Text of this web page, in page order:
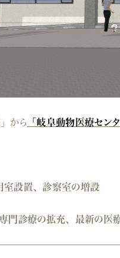
から 「岐阜動物医療セン
室設置、診察室の増設
門診療の拡充、最新の医